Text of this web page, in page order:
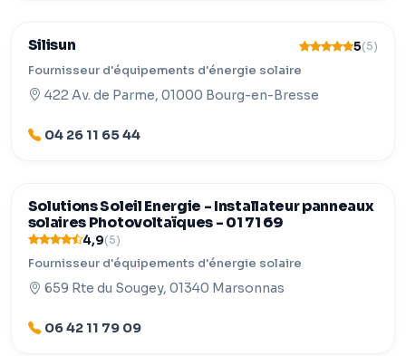
Silisun 5(5)
Fournisseur d'équipements d'énergie solaire
422 Av. de Parme, 01000 Bourg-en-Bresse
04 26 11 65 44
Solutions Soleil Energie - Installateur panneaux
solaires Photovoltaïques - 01 71 69
4,9(5)
Fournisseur d'équipements d'énergie solaire
659 Rte du Sougey, 01340 Marsonnas
06 42 11 79 09